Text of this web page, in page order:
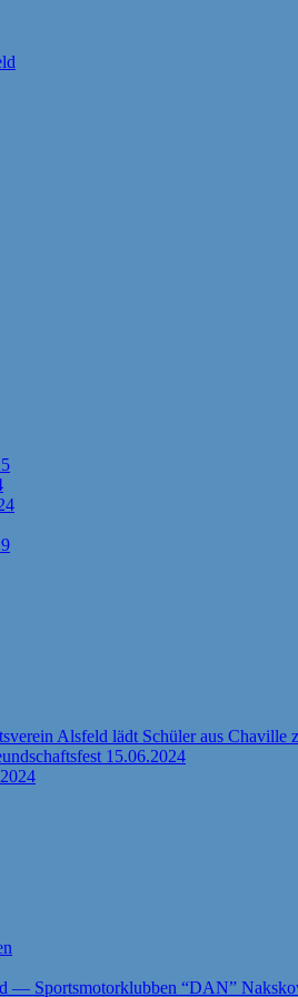
Alsfeld lädt Schüler aus Chaville
15.06.2024
— Sportsmotorklubben “DAN”